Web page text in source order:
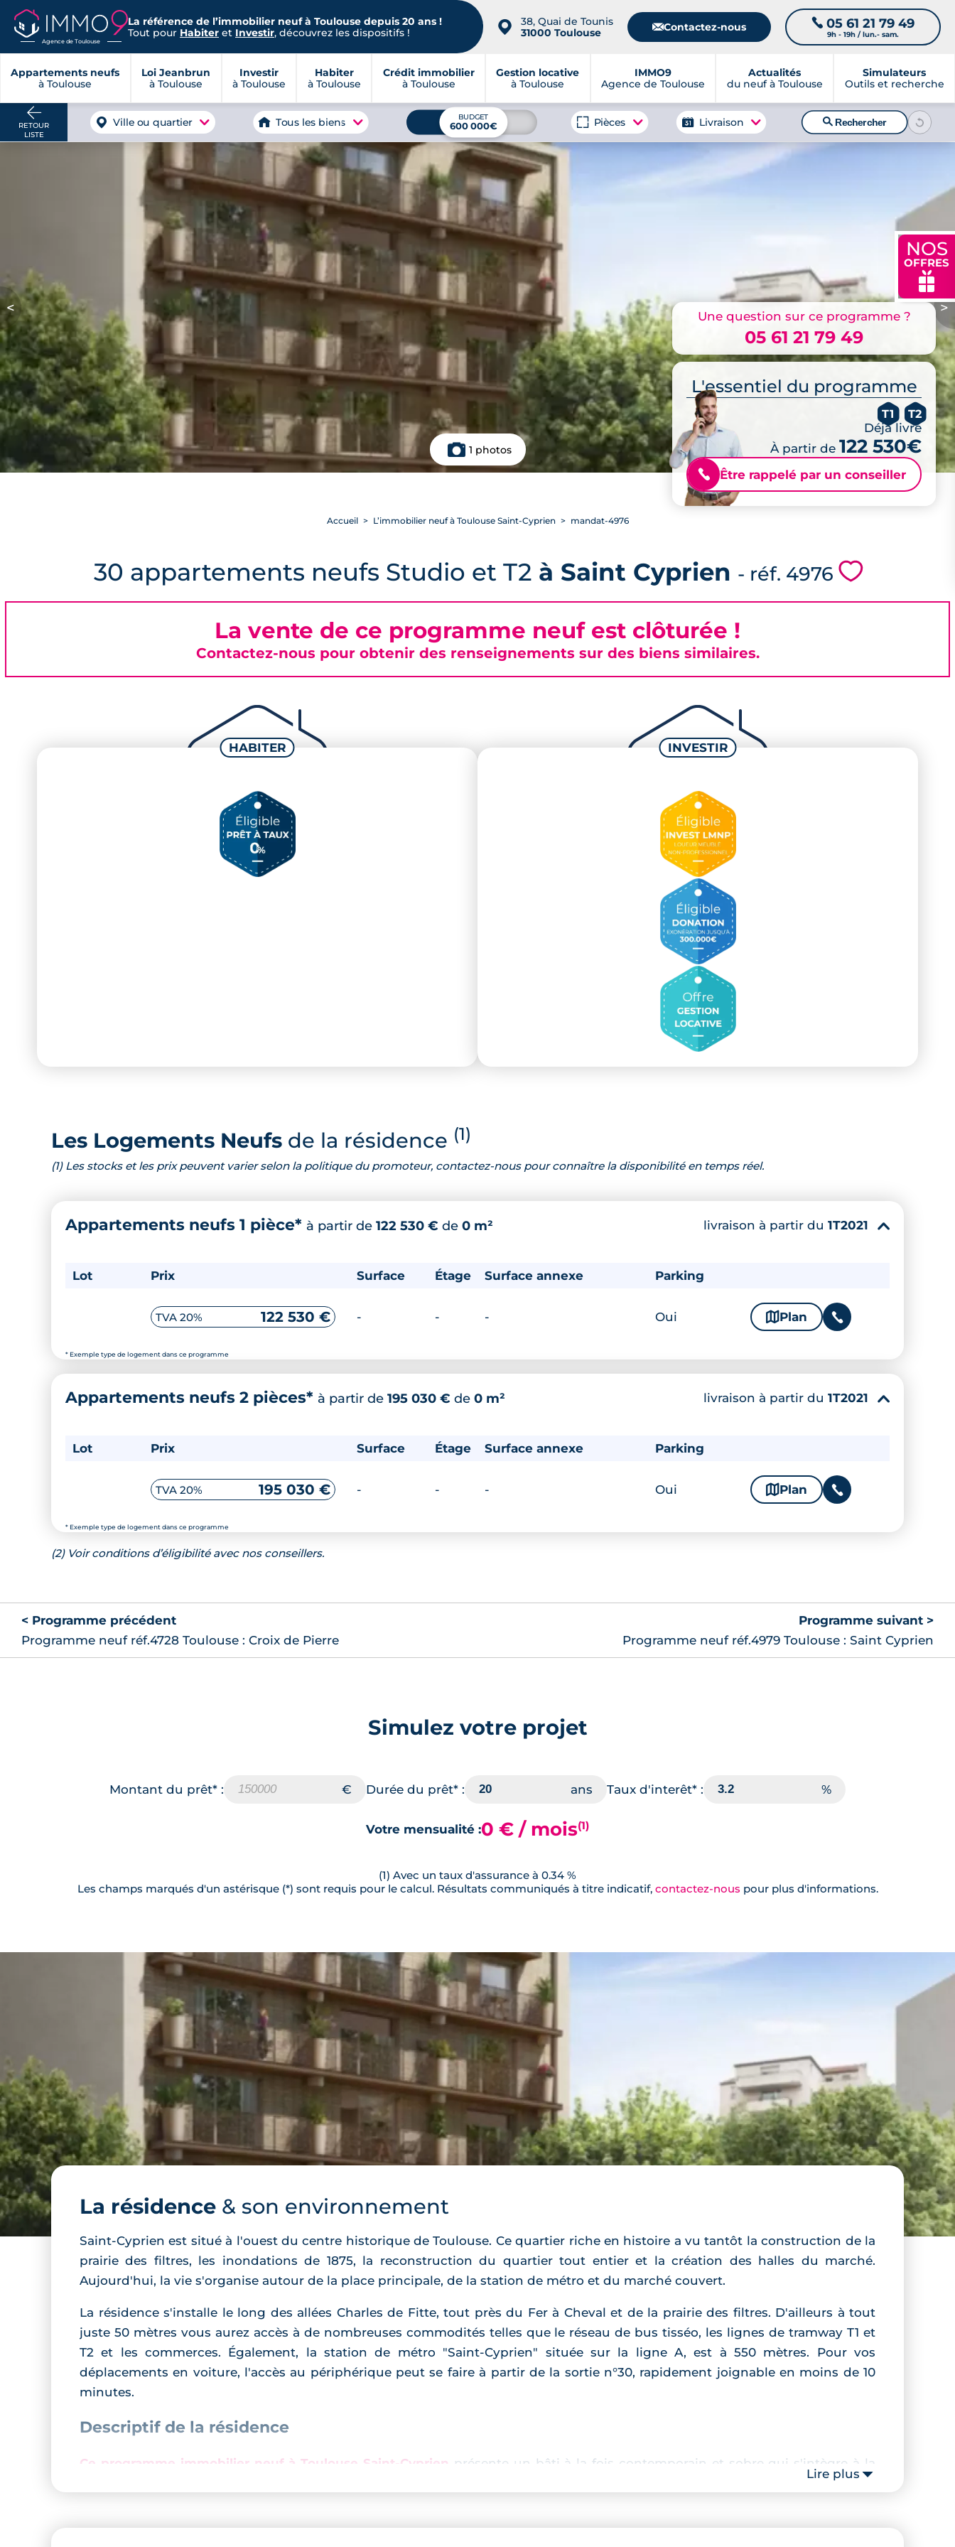
Agence de Toulouse
La référence de l’immobilier neuf à Toulouse depuis 20 ans !
Tout pour Habiter et Investir, découvrez les dispositifs ! 📍
38, Quai de Tounis
31000 Toulouse
📧Contactez-nous 📞 05 61 21 79 49
9h - 19h / lun.- sam.
Appartements neufs
à Toulouse
Loi Jeanbrun
à Toulouse
Investir
à Toulouse
Habiter
à Toulouse
Crédit immobilier
à Toulouse
Gestion locative
à Toulouse
IMMO9
Agence de Toulouse
Actualités
du neuf à Toulouse
Simulateurs
Outils et recherche
NOS
OFFRES
🎁
RETOUR
LISTE
Ville ou quartier Tous les biens BUDGET
600 000€ Pièces Livraison 🔍Rechercher
< >
1 photos
Une question sur ce programme ?
05 61 21 79 49
L'essentiel du programme
T1 T2
Déjà livré
À partir de 122 530€
📞 Être rappelé par un conseiller
Accueil L’immobilier neuf à Toulouse Saint-Cyprien mandat-4976
30 appartements neufs Studio et T2 à Saint Cyprien - réf. 4976 💗
La vente de ce programme neuf est clôturée !
Contactez-nous pour obtenir des renseignements sur des biens similaires.
Les Logements Neufs de la résidence (1)
(1) Les stocks et les prix peuvent varier selon la politique du promoteur, contactez-nous pour connaître la disponibilité en temps réel.
Appartements neufs 1 pièce* à partir de 122 530 € de 0 m²
* Exemple type de logement dans ce programme
livraison à partir du 1T2021 ▾
Lot Prix Surface Étage Surface annexe Parking
TVA 20% 122 530 € - - - Oui 🗞 Plan 📞
Appartements neufs 2 pièces* à partir de 195 030 € de 0 m²
* Exemple type de logement dans ce programme
livraison à partir du 1T2021 ▾
Lot Prix Surface Étage Surface annexe Parking
TVA 20% 195 030 € - - - Oui 🗞 Plan 📞
(2) Voir conditions d’éligibilité avec nos conseillers.
< Programme précédent
Programme neuf réf.4728 Toulouse : Croix de Pierre
Programme suivant >
Programme neuf réf.4979 Toulouse : Saint Cyprien
Simulez votre projet
Montant du prêt* : Durée du prêt* : Taux d'interêt* :
Votre mensualité :0 € / mois(1)
(1) Avec un taux d'assurance à 0.34 %
Les champs marqués d'un astérisque (*) sont requis pour le calcul. Résultats communiqués à titre indicatif, contactez-nous pour plus d'informations.
La résidence & son environnement
Saint-Cyprien est situé à l'ouest du centre historique de Toulouse. Ce quartier riche en histoire a vu tantôt la construction de la
prairie des filtres, les inondations de 1875, la reconstruction du quartier tout entier et la création des halles du marché.
Aujourd'hui, la vie s'organise autour de la place principale, de la station de métro et du marché couvert.
La résidence s'installe le long des allées Charles de Fitte, tout près du Fer à Cheval et de la prairie des filtres. D'ailleurs à tout
juste 50 mètres vous aurez accès à de nombreuses commodités telles que le réseau de bus tisséo, les lignes de tramway T1 et
T2 et les commerces. Également, la station de métro "Saint-Cyprien" située sur la ligne A, est à 550 mètres. Pour vos
déplacements en voiture, l'accès au périphérique peut se faire à partir de la sortie n°30, rapidement joignable en moins de 10
minutes.
Descriptif de la résidence
Ce programme immobilier neuf à Toulouse Saint-Cyprien présente un bâti à la fois contemporain et sobre qui s'intègre à la
perfection dans le paysage architectural toulousain. L'ensemble de la façade, donnant sur les allées, revêt des parements de
Lire plus